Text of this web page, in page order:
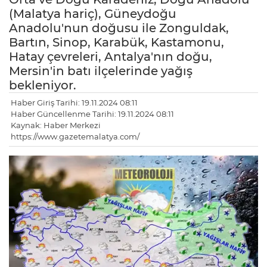
(Malatya hariç), Güneydoğu
Anadolu'nun doğusu ile Zonguldak,
Bartın, Sinop, Karabük, Kastamonu,
Hatay çevreleri, Antalya'nın doğu,
Mersin'in batı ilçelerinde yağış
bekleniyor.
Haber Giriş Tarihi: 19.11.2024 08:11
Haber Güncellenme Tarihi: 19.11.2024 08:11
Kaynak: Haber Merkezi
https://www.gazetemalatya.com/